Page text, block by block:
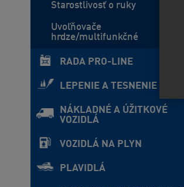
Starostlivosť o ruky
Uvoľňovače
hrdze/multifunkčné
RADA PRO-LINE
LEPENIE A TESNENIE
NÁKLADNÉ A ÚŽITKOVÉ
VOZIDLÁ
VOZIDLÁ NA PLYN
PLAVIDLÁ